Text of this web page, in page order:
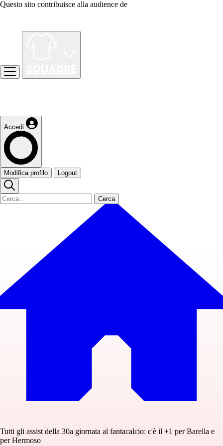
Questo sito contribuisce alla audience de
Accedi
Modifica profilo Logout
Cerca
Tutti gli assist della 30a giornata al fantacalcio: c'è il +1 per Barella e
per Hermoso